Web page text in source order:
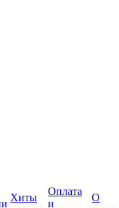
Хиты
Оплата
и
О